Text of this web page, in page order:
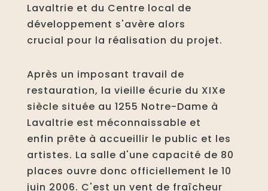
Lavaltrie et du Centre local de
développement s'avère alors
crucial pour la réalisation du projet.
Après un imposant travail de
restauration, la vieille écurie du XIXe
siècle située au 1255 Notre-Dame à
Lavaltrie est méconnaissable et
enfin prête à accueillir le public et les
artistes. La salle d'une capacité de 80
places ouvre donc officiellement le 10
juin 2006. C'est un vent de fraîcheur